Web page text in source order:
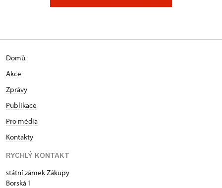
Domů
Akce
Zprávy
Publikace
Pro média
Kontakty
RYCHLÝ KONTAKT
státní zámek Zákupy
Borská 1